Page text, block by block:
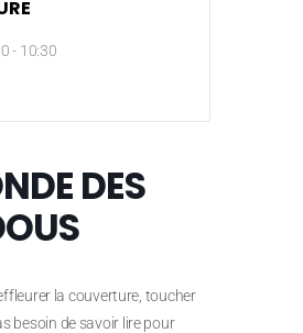
- 10:30
DES
la couverture, toucher
besoin de savoir lire pour